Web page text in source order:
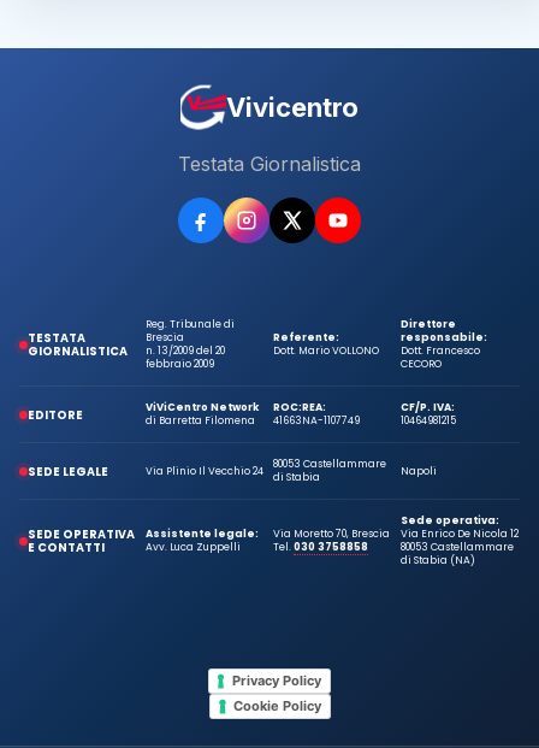
Vivicentro
Testata Giornalistica
TESTATA
GIORNALISTICA
Reg. Tribunale di
Brescia
n. 13/2009 del 20
febbraio 2009
Referente:
Dott. Mario VOLLONO
Direttore
responsabile:
Dott. Francesco
CECORO
EDITORE
ViViCentro Network
di Barretta Filomena
ROC:
41663
REA:
NA-1107749
CF/P. IVA:
10464981215
SEDE LEGALE Via Plinio Il Vecchio 24
80053 Castellammare
di Stabia
Napoli
SEDE OPERATIVA
E CONTATTI
Assistente legale:
Avv. Luca Zuppelli
Via Moretto 70, Brescia
Tel.030 3758858
Sede operativa:
Via Enrico De Nicola 12
80053 Castellammare
di Stabia (NA)
Privacy Policy
Cookie Policy